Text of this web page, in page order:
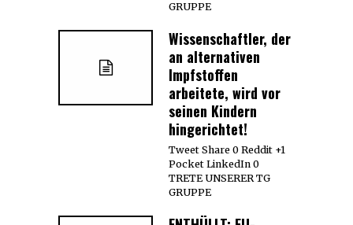
GRUPPE
Wissenschaftler, der
an alternativen
Impfstoffen
arbeitete, wird vor
seinen Kindern
hingerichtet!
Tweet Share 0 Reddit +1
Pocket LinkedIn 0
TRETE UNSERER TG
GRUPPE